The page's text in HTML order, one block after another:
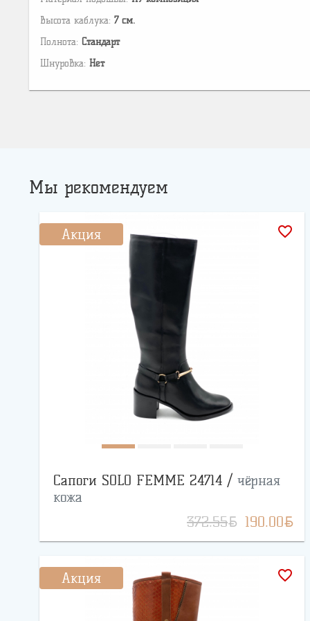
Высота каблука: 7 см.
Полнота: Стандарт
Шнуровка: Нет
Мы рекомендуем
Акция favorite_border
Сапоги SOLO FEMME 24714 / чёрная
кожа
372.55BYN 190.00BYN
Акция favorite_border